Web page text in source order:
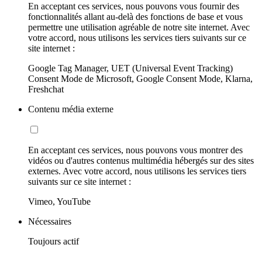
En acceptant ces services, nous pouvons vous fournir des
fonctionnalités allant au-delà des fonctions de base et vous
permettre une utilisation agréable de notre site internet. Avec
votre accord, nous utilisons les services tiers suivants sur ce
site internet :
Google Tag Manager, UET (Universal Event Tracking)
Consent Mode de Microsoft, Google Consent Mode, Klarna,
Freshchat
Contenu média externe
En acceptant ces services, nous pouvons vous montrer des
vidéos ou d'autres contenus multimédia hébergés sur des sites
externes. Avec votre accord, nous utilisons les services tiers
suivants sur ce site internet :
Vimeo, YouTube
Nécessaires
Toujours actif